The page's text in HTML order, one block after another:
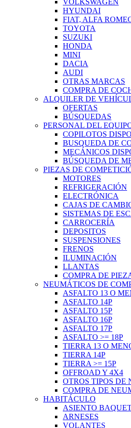
VOLKSWAGEN
HYUNDAI
FIAT, ALFA
TOYOTA
SUZUKI
HONDA
MINI
DACIA
AUDI
OTRAS MARCAS
COMPRA DE
ALQUILER DE
OFERTAS
BÚSQUEDAS
PERSONAL DEL
COPILOTOS
BUSQUEDA DE
MECÁNICOS
BÚSQUEDA DE
PIEZAS DE
MOTORES
REFRIGERACIÓN
ELECTRÓNICA
CAJAS DE
SISTEMAS DE
CARROCERÍA
DEPOSITOS
SUSPENSIONES
FRENOS
ILUMINACIÓN
LLANTAS
COMPRA DE
NEUMÁTICOS DE
ASFALTO 13 O
ASFALTO 14P
ASFALTO 15P
ASFALTO 16P
ASFALTO 17P
ASFALTO >= 18P
TIERRA 13 O
TIERRA 14P
TIERRA >= 15P
OFFROAD Y 4X4
OTROS TIPOS DE
COMPRA DE
HABITÁCULO
ASIENTO
ARNESES
VOLANTES